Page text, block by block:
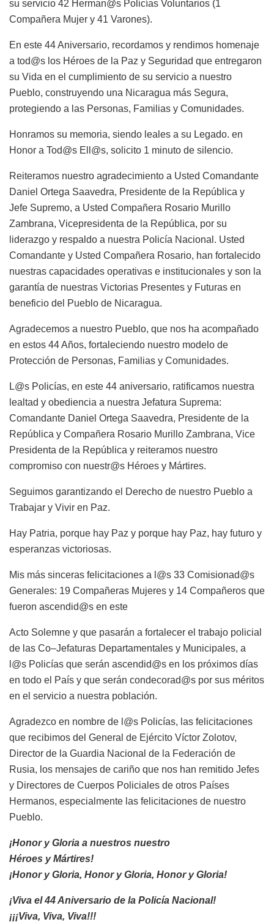
su servicio 42 Herman@s Policías Voluntarios (1
Compañera Mujer y 41 Varones).
En este 44 Aniversario, recordamos y rendimos homenaje
a tod@s los Héroes de la Paz y Seguridad que entregaron
su Vida en el cumplimiento de su servicio a nuestro
Pueblo, construyendo una Nicaragua más Segura,
protegiendo a las Personas, Familias y Comunidades.
Honramos su memoria, siendo leales a su Legado. en
Honor a Tod@s Ell@s, solicito 1 minuto de silencio.
Reiteramos nuestro agradecimiento a Usted Comandante
Daniel Ortega Saavedra, Presidente de la República y
Jefe Supremo, a Usted Compañera Rosario Murillo
Zambrana, Vicepresidenta de la República, por su
liderazgo y respaldo a nuestra Policía Nacional. Usted
Comandante y Usted Compañera Rosario, han fortalecido
nuestras capacidades operativas e institucionales y son la
garantía de nuestras Victorias Presentes y Futuras en
beneficio del Pueblo de Nicaragua.
Agradecemos a nuestro Pueblo, que nos ha acompañado
en estos 44 Años, fortaleciendo nuestro modelo de
Protección de Personas, Familias y Comunidades.
L@s Policías, en este 44 aniversario, ratificamos nuestra
lealtad y obediencia a nuestra Jefatura Suprema:
Comandante Daniel Ortega Saavedra, Presidente de la
República y Compañera Rosario Murillo Zambrana, Vice
Presidenta de la República y reiteramos nuestro
compromiso con nuestr@s Héroes y Mártires.
Seguimos garantizando el Derecho de nuestro Pueblo a
Trabajar y Vivir en Paz.
Hay Patria, porque hay Paz y porque hay Paz, hay futuro y
esperanzas victoriosas.
Mis más sinceras felicitaciones a l@s 33 Comisionad@s
Generales: 19 Compañeras Mujeres y 14 Compañeros que
fueron ascendid@s en este
Acto Solemne y que pasarán a fortalecer el trabajo policial
de las Co–Jefaturas Departamentales y Municipales, a
l@s Policías que serán ascendid@s en los próximos días
en todo el País y que serán condecorad@s por sus méritos
en el servicio a nuestra población.
Agradezco en nombre de l@s Policías, las felicitaciones
que recibimos del General de Ejército Víctor Zolotov,
Director de la Guardia Nacional de la Federación de
Rusia, los mensajes de cariño que nos han remitido Jefes
y Directores de Cuerpos Policiales de otros Países
Hermanos, especialmente las felicitaciones de nuestro
Pueblo.
¡Honor y Gloria a nuestros nuestro
Héroes y Mártires!
¡Honor y Gloria, Honor y Gloria, Honor y Gloria!
¡Viva el 44 Aniversario de la Policía Nacional!
¡¡¡Viva, Viva, Viva!!!